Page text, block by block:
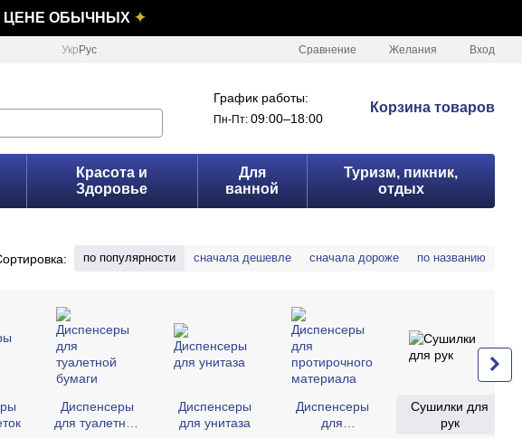
ЦЕНЕ ОБЫЧНЫХ ✦
Укр Рус Сравнение Желания Вход
График работы:
Пн-Пт: 09:00–18:00
Корзина товаров
Красота и
Здоровье
Для
ванной
Туризм, пикник,
отдых
по популярности сначала дешевле сначала дороже по названию
Диспенсеры
для туалетной
Диспенсеры
для унитаза
Диспенсеры
для
Сушилки для
рук